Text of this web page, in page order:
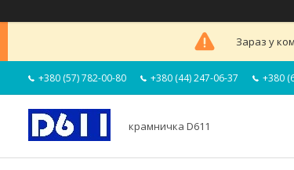
Зараз у
+380 (57) 782-00-80 +380 (44) 247-06-37 +380
крамничка D611